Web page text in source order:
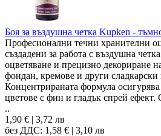
Боя за въздушна четка Kupken -
Професионални течни хранителни
създадени за работа с въздушна
оцветяване и прецизно декориране
фондан, кремове и други сладкарски
Концентрираната формула
цветове с фин и гладък спрей
..
1,90 € | 3,72 лв
без ДДС: 1,58 € | 3,10 лв